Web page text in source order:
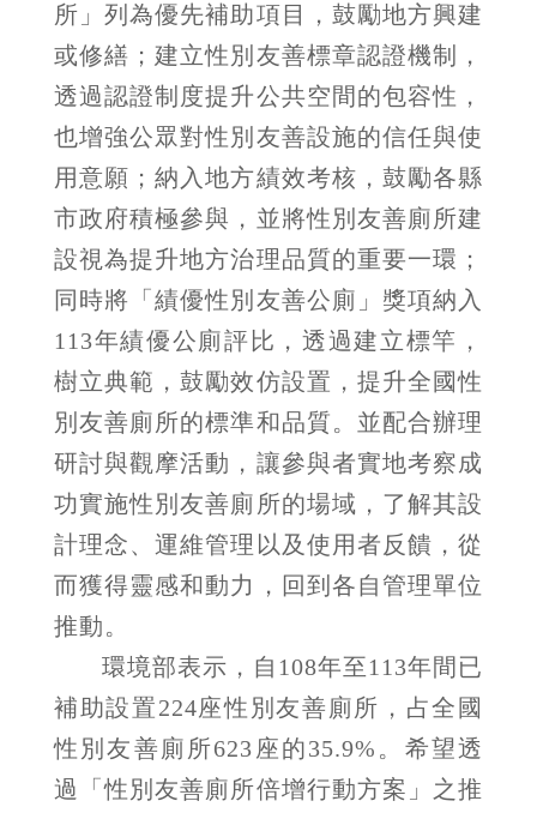
所」列為優先補助項目，鼓勵地方興建
或修繕；建立性別友善標章認證機制，
透過認證制度提升公共空間的包容性，
也增強公眾對性別友善設施的信任與使
用意願；納入地方績效考核，鼓勵各縣
市政府積極參與，並將性別友善廁所建
設視為提升地方治理品質的重要一環；
同時將「績優性別友善公廁」獎項納入
113年績優公廁評比，透過建立標竿，
樹立典範，鼓勵效仿設置，提升全國性
別友善廁所的標準和品質。並配合辦理
研討與觀摩活動，讓參與者實地考察成
功實施性別友善廁所的場域，了解其設
計理念、運維管理以及使用者反饋，從
而獲得靈感和動力，回到各自管理單位
推動。
環境部表示，自108年至113年間已
補助設置224座性別友善廁所，占全國
性別友善廁所623座的35.9%。希望透
過「性別友善廁所倍增行動方案」之推